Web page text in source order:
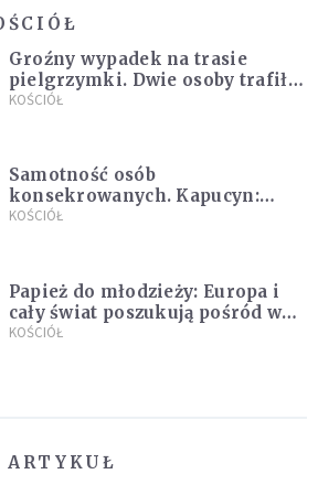
Groźny wypadek na trasie
pielgrzymki. Dwie osoby trafiły
do szpitala
KOŚCIÓŁ
Samotność osób
konsekrowanych. Kapucyn:
Życie w pojedynkę rzadko jest
KOŚCIÓŁ
Papież do młodzieży: Europa i
cały świat poszukują pośród was
nowych świętych
KOŚCIÓŁ
ARTYKUŁ